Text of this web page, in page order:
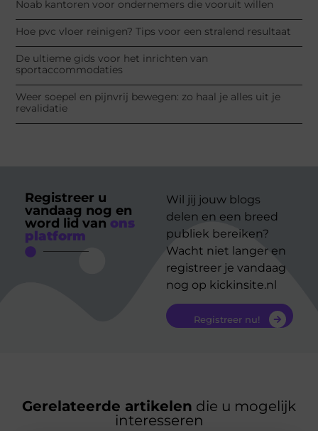
Noab kantoren voor ondernemers die vooruit willen
Hoe pvc vloer reinigen? Tips voor een stralend resultaat
De ultieme gids voor het inrichten van
sportaccommodaties
Weer soepel en pijnvrij bewegen: zo haal je alles uit je
revalidatie
Registreer u
vandaag nog en
word lid van ons
platform
Wil jij jouw blogs
delen en een breed
publiek bereiken?
Wacht niet langer en
registreer je vandaag
nog op kickinsite.nl
Registreer nu!
Gerelateerde artikelen die u mogelijk
interesseren